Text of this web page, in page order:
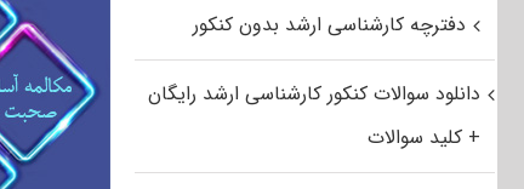
دفترچه کارشناسی ارشد بدون کنکور
دانلود سوالات کنکور کارشناسی ارشد رایگان
+ کلید سوالات